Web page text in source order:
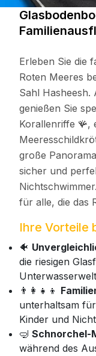
Erleben Sie die
Roten Meeres
Sahl Hasheesh.
genießen Sie
Korallenriffe 🪸,
große
sicher und
für alle, die das
Ihre Vorteile
🐠
die riesigen
👨‍👩‍👧‍👦
unterhaltsam
Kinder und
🤿 Schnorchel-
während des